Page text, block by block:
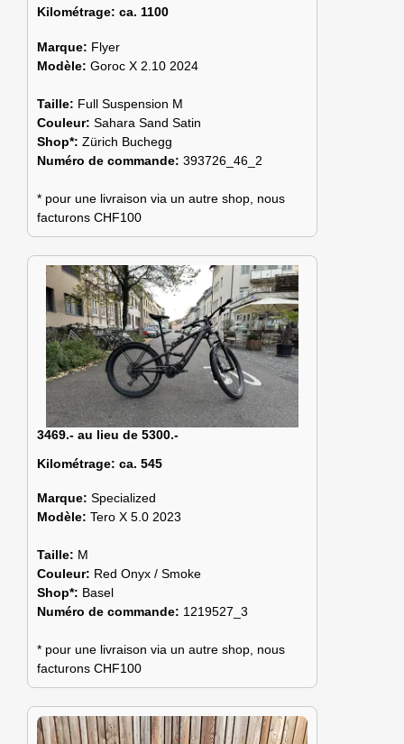
Kilométrage: ca. 1100
Marque: Flyer
Modèle: Goroc X 2.10 2024
Taille: Full Suspension M
Couleur: Sahara Sand Satin
Shop*: Zürich Buchegg
Numéro de commande: 393726_46_2
* pour une livraison via un autre shop, nous
facturons CHF100
3469.- au lieu de 5300.-
Kilométrage: ca. 545
Marque: Specialized
Modèle: Tero X 5.0 2023
Taille: M
Couleur: Red Onyx / Smoke
Shop*: Basel
Numéro de commande: 1219527_3
* pour une livraison via un autre shop, nous
facturons CHF100